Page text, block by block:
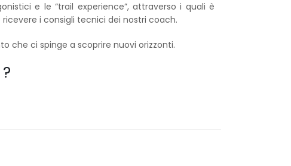
e le “trail experience”, attraverso i quali è
i consigli tecnici dei nostri coach.
che ci spinge a scoprire nuovi orizzonti.